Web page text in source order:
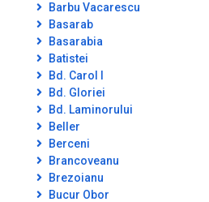
Barbu Vacarescu
Basarab
Basarabia
Batistei
Bd. Carol I
Bd. Gloriei
Bd. Laminorului
Beller
Berceni
Brancoveanu
Brezoianu
Bucur Obor